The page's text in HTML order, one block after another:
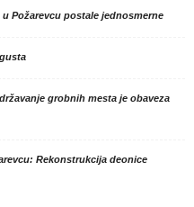
Požarevcu postale jednosmerne
grobnih mesta je obaveza
Rekonstrukcija deonice